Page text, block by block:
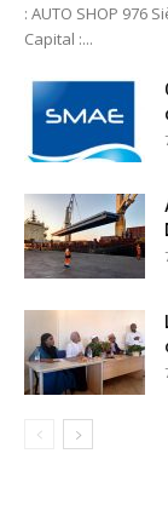
: AUTO SHOP 976
Capital :...